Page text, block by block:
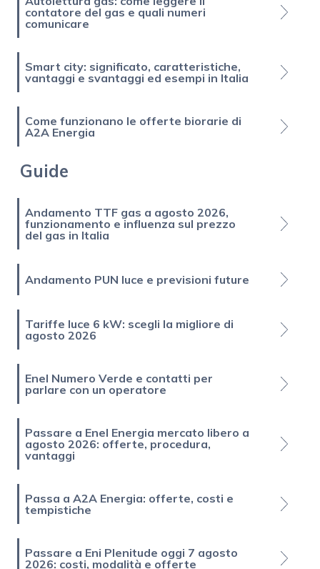
contatore del gas e quali numeri
comunicare
Smart city: significato, caratteristiche,
vantaggi e svantaggi ed esempi in Italia
Come funzionano le offerte biorarie di
A2A Energia
Guide
Andamento TTF gas a agosto 2026,
funzionamento e influenza sul prezzo
del gas in Italia
Andamento PUN luce e previsioni future
Tariffe luce 6 kW: scegli la migliore di
agosto 2026
Enel Numero Verde e contatti per
parlare con un operatore
Passare a Enel Energia mercato libero a
agosto 2026: offerte, procedura,
vantaggi
Passa a A2A Energia: offerte, costi e
tempistiche
Passare a Eni Plenitude oggi 7 agosto
2026: costi, modalità e offerte